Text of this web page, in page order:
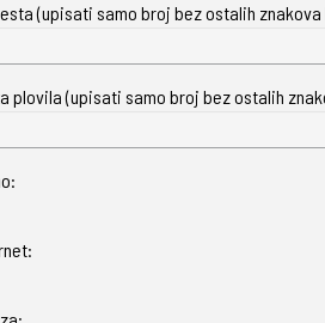
(upisati samo broj bez ostalih
plovila (upisati samo broj bez ostalih